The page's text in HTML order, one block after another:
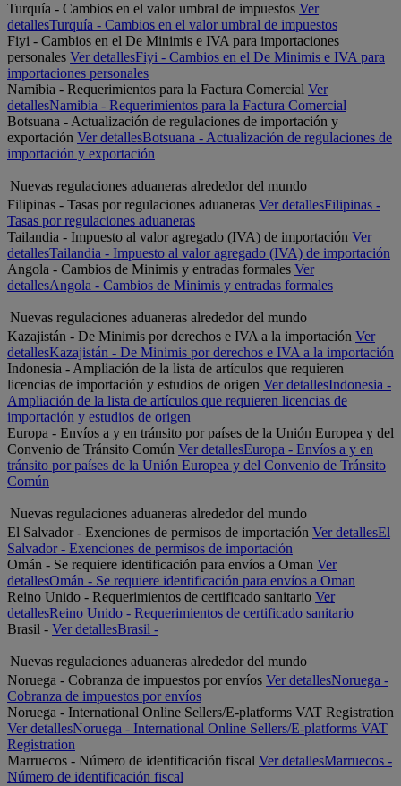
Turquía - Cambios en el valor umbral de impuestos Ver
detallesTurquía - Cambios en el valor umbral de impuestos
Fiyi - Cambios en el De Minimis e IVA para importaciones
personales Ver detallesFiyi - Cambios en el De Minimis e IVA para
importaciones personales
Namibia - Requerimientos para la Factura Comercial Ver
detallesNamibia - Requerimientos para la Factura Comercial
Botsuana - Actualización de regulaciones de importación y
exportación Ver detallesBotsuana - Actualización de regulaciones de
importación y exportación
Nuevas regulaciones aduaneras alrededor del mundo
Filipinas - Tasas por regulaciones aduaneras Ver detallesFilipinas -
Tasas por regulaciones aduaneras
Tailandia - Impuesto al valor agregado (IVA) de importación Ver
detallesTailandia - Impuesto al valor agregado (IVA) de importación
Angola - Cambios de Minimis y entradas formales Ver
detallesAngola - Cambios de Minimis y entradas formales
Nuevas regulaciones aduaneras alrededor del mundo
Kazajistán - De Minimis por derechos e IVA a la importación Ver
detallesKazajistán - De Minimis por derechos e IVA a la importación
Indonesia - Ampliación de la lista de artículos que requieren
licencias de importación y estudios de origen Ver detallesIndonesia -
Ampliación de la lista de artículos que requieren licencias de
importación y estudios de origen
Europa - Envíos a y en tránsito por países de la Unión Europea y del
Convenio de Tránsito Común Ver detallesEuropa - Envíos a y en
tránsito por países de la Unión Europea y del Convenio de Tránsito
Común
Nuevas regulaciones aduaneras alrededor del mundo
El Salvador - Exenciones de permisos de importación Ver detallesEl
Salvador - Exenciones de permisos de importación
Omán - Se requiere identificación para envíos a Oman Ver
detallesOmán - Se requiere identificación para envíos a Oman
Reino Unido - Requerimientos de certificado sanitario Ver
detallesReino Unido - Requerimientos de certificado sanitario
Brasil - Ver detallesBrasil -
Nuevas regulaciones aduaneras alrededor del mundo
Noruega - Cobranza de impuestos por envíos Ver detallesNoruega -
Cobranza de impuestos por envíos
Noruega - International Online Sellers/E-platforms VAT Registration
Ver detallesNoruega - International Online Sellers/E-platforms VAT
Registration
Marruecos - Número de identificación fiscal Ver detallesMarruecos -
Número de identificación fiscal